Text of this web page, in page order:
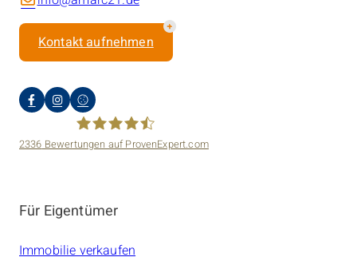
Kontakt aufnehmen
2336 Bewertungen auf ProvenExpert.com
Für Eigentümer
Immobilie verkaufen